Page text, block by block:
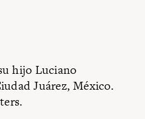
hijo Luciano
Juárez, México.